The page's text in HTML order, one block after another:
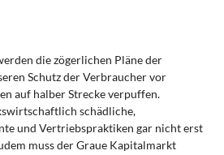
und Finanzpolitik
und Daseinsvorsorge
die zögerlichen Pläne der
Schutz der Verbraucher vor
auf halber Strecke verpuffen.
schädliche,
und Vertriebspraktiken gar nicht erst
muss der Graue Kapitalmarkt